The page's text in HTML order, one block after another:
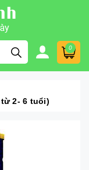
0
2- 6 tuổi)